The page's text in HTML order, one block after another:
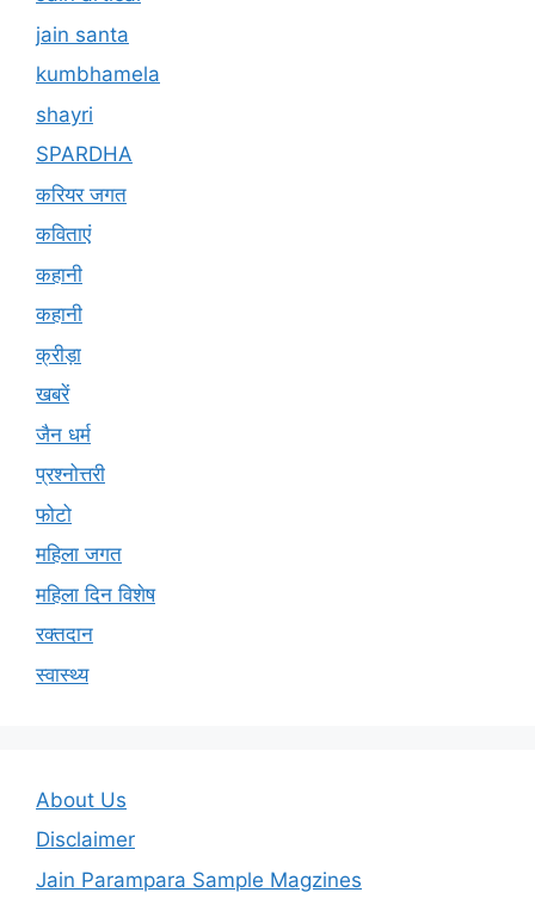
jain santa
kumbhamela
shayri
SPARDHA
करियर जगत
कविताएं
कहानी
कहानी
क्रीड़ा
खबरें
जैन धर्म
प्रश्नोत्तरी
फोटो
महिला जगत
महिला दिन विशेष
रक्तदान
स्वास्थ्य
About Us
Disclaimer
Jain Parampara Sample Magzines